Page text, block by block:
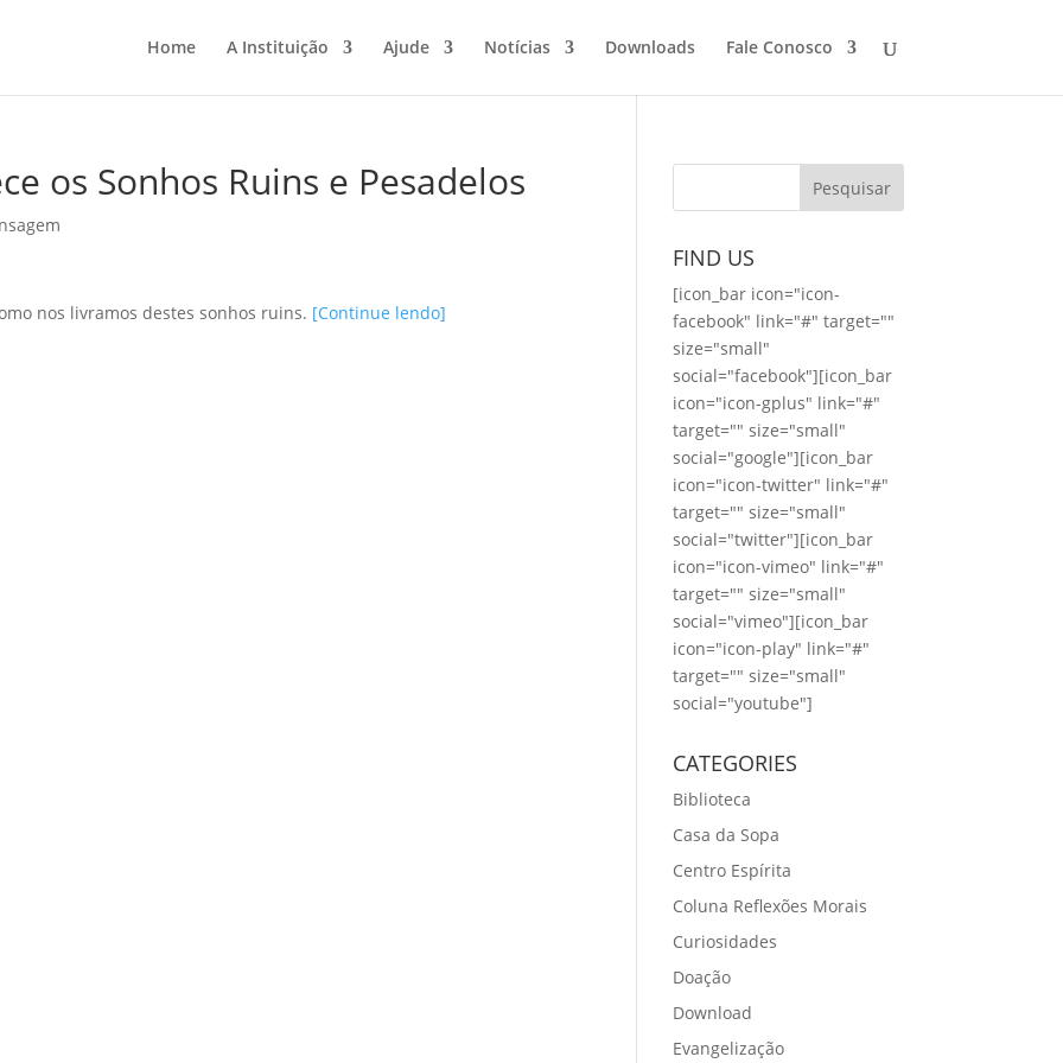
Home A Instituição Ajude Notícias Downloads Fale Conosco
os Sonhos Ruins e Pesadelos
nos livramos destes sonhos ruins. [Continue lendo]
FIND US
[icon_bar icon="icon-
facebook" link="#" target=""
size="small"
social="facebook"][icon_bar
icon="icon-gplus" link="#"
target="" size="small"
social="google"][icon_bar
icon="icon-twitter" link="#"
target="" size="small"
social="twitter"][icon_bar
icon="icon-vimeo" link="#"
target="" size="small"
social="vimeo"][icon_bar
icon="icon-play" link="#"
target="" size="small"
social="youtube"]
CATEGORIES
Biblioteca
Casa da Sopa
Centro Espírita
Coluna Reflexões Morais
Curiosidades
Doação
Download
Evangelização